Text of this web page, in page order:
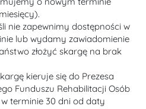
nie zapewnimy dostępności w
lub wydamy zawiadomienie
złożyć skargę na brak
kieruje się do Prezesa
Funduszu Rehabilitacji Osób
terminie 30 dni od daty